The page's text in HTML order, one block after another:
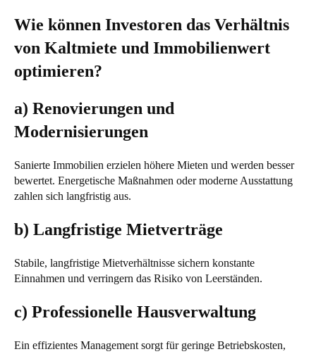
Wie können Investoren das Verhältnis
von Kaltmiete und Immobilienwert
optimieren?
a) Renovierungen und
Modernisierungen
Sanierte Immobilien erzielen höhere Mieten und werden besser
bewertet. Energetische Maßnahmen oder moderne Ausstattung
zahlen sich langfristig aus.
b) Langfristige Mietverträge
Stabile, langfristige Mietverhältnisse sichern konstante
Einnahmen und verringern das Risiko von Leerständen.
c) Professionelle Hausverwaltung
Ein effizientes Management sorgt für geringe Betriebskosten,